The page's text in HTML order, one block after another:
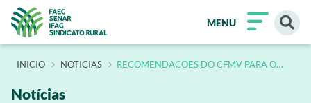
MENU
INÍCIO NOTICIAS RECOMENDACOES DO CFMV PARA O
Notícias